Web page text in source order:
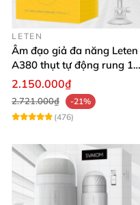
LETEN
Âm đạo giả đa năng Leten
A380 thụt tự động rung 10
chế độ
2.150.000₫
2.721.000₫
-21%
(476)